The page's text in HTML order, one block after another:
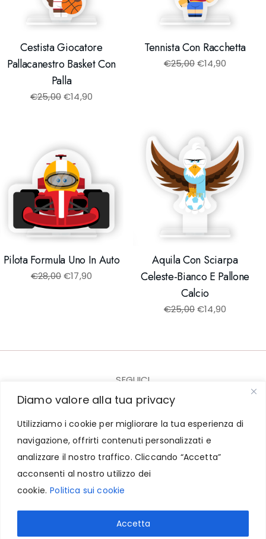
Diamo valore alla tua privacy
Utilizziamo i cookie per migliorare la tua esperienza di
navigazione, offrirti contenuti personalizzati e
analizzare il nostro traffico. Cliccando “Accetta”
acconsenti al nostro utilizzo dei
cookie. Politica sui cookie
Accetta
Cestista Giocatore
Pallacanestro Basket Con
Palla
€25,00€14,90
Tennista Con Racchetta
€25,00€14,90
Pilota Formula Uno In Auto
€28,00€17,90
Aquila Con Sciarpa
Celeste-Bianco E Pallone
Calcio
€25,00€14,90
SEGUICI
© 2023-2025 CARICARTURES - P.I. IT07943761218
Contatti-Termini e Condizioni
Powered by :MN WEB